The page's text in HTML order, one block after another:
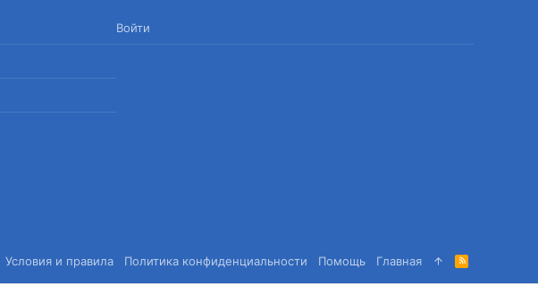
Войти
Условия и правила Политика конфиденциальности Помощь Главная
R
S
S